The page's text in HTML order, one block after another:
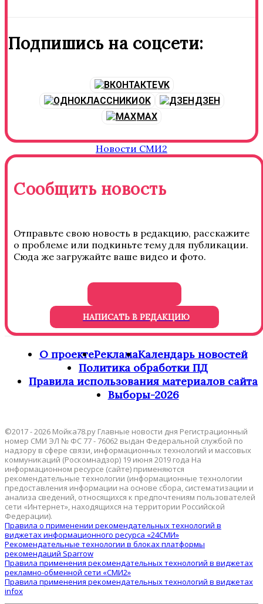
Подпишись на соцсети:
VK
OK
ДЗЕН
MAX
Новости СМИ2
Сообщить новость
Отправьте свою новость в редакцию, расскажите
о проблеме или подкиньте тему для публикации.
Сюда же загружайте ваше видео и фото.
НАПИСАТЬ В РЕДАКЦИЮ
О проектеРекламаКалендарь новостей
Политика обработки ПД
Правила использования материалов сайта
Выборы-2026
©2017 - 2026 Мойка78.ру Главные новости дня Регистрационный
номер СМИ ЭЛ № ФС 77 - 76062 выдан Федеральной службой по
надзору в сфере связи, информационных технологий и массовых
коммуникаций (Роскомнадзор) 19 июня 2019 года На
информационном ресурсе (сайте) применяются
рекомендательные технологии (информационные технологии
предоставления информации на основе сбора, систематизации и
анализа сведений, относящихся к предпочтениям пользователей
сети «Интернет», находящихся на территории Российской
Федерации).
Правила о применении рекомендательных технологий в
виджетах информационного ресурса «24СМИ»
Рекомендательные технологии в блоках платформы
рекомендаций Sparrow
Правила применения рекомендательных технологий в виджетах
рекламно-обменной сети «СМИ2»
Правила применения рекомендательных технологий в виджетах
infox